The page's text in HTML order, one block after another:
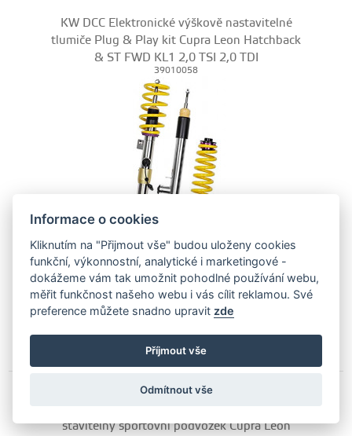
Informace o cookies
Kliknutím na "Přijmout vše" budou uloženy cookies
funkční, výkonnostní, analytické i marketingové -
dokážeme vám tak umožnit pohodlné používání webu,
měřit funkčnost našeho webu i vás cílit reklamou. Své
preference můžete snadno upravit zde
Příjmout vše
Odmítnout vše
KW DCC Elektronické výškově nastavitelné
tlumiče Plug & Play kit Cupra Leon Hatchback
& ST FWD KL1 2,0 TSI 2,0 TDI
39010058
75 095Kč
Dodáme Vám do 7 ti dní
PŘIDAT DO NABÍDKY
stavitelný sportovní podvozek Cupra Leon